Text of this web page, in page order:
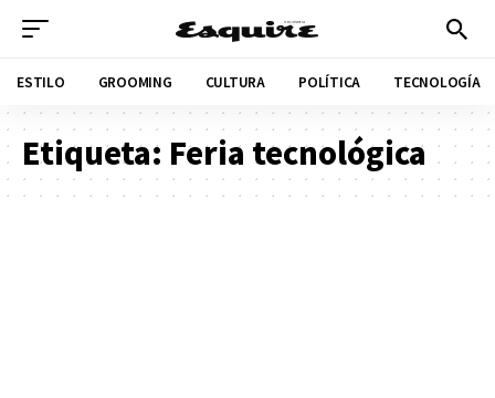
ESTILO GROOMING CULTURA POLÍTICA TECNOLOGÍA
Etiqueta: Feria tecnológica